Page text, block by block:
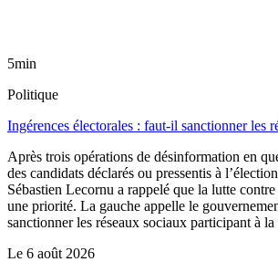
5min
Politique
Ingérences électorales : faut-il sanctionner les
Après trois opérations de désinformation en
des candidats déclarés ou pressentis à
Sébastien Lecornu a rappelé que la lutte
une priorité. La gauche appelle le
sanctionner les réseaux sociaux participant à
Le 6 août 2026